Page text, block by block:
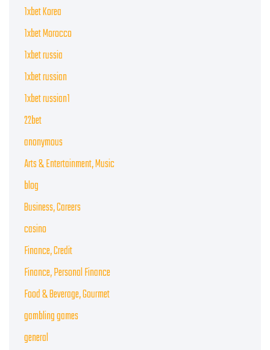
1xbet Korea
1xbet Morocco
1xbet russia
1xbet russian
1xbet russian1
22bet
anonymous
Arts & Entertainment, Music
blog
Business, Careers
casino
Finance, Credit
Finance, Personal Finance
Food & Beverage, Gourmet
gambling games
general